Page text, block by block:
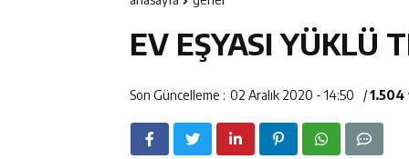
Mercan’da
11:34 Vali Aydoğdu,
14:26 Geleceğin
11:43 Erzincan İl
EV EŞYASI YÜKLÜ
Son Güncelleme : 02 Aralık 2020 - 14:50 /